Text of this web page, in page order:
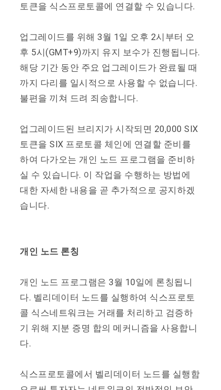
토큰을 식스프로토콜에 연결할 수 있습니다.
업그레이드를 위해 3월 1일 오후 2시부터 오
후 5시(GMT+9)까지 유지 보수가 진행됩니다.
해당 기간 동안 주요 업그레이드가 완료될 때
까지 다리를 일시적으로 사용할 수 없습니다.
불편을 끼쳐 드려 죄송합니다.
업그레이드된 브리지가 시작되면 20,000 SIX
토큰을 SIX 프로토콜 체인에 연결할 준비를
하여 다가오는 개인 노드 프로그램을 준비하
실 수 있습니다. 이 작업을 수행하는 방법에
대한 자세한 내용을 곧 추가적으로 공지하겠
습니다.
개인 노드 론칭
개인 노드 프로그램은 3월 10일에 론칭됩니
다. 벨리데이터 노드를 실행하여 식스프로토
콜 식스네트워크는 거래를 처리하고 검증하
기 위해 지분 증명 합의 메커니즘을 사용합니
다.
식스프로토콜에서 벨리데이터 노드를 실행함